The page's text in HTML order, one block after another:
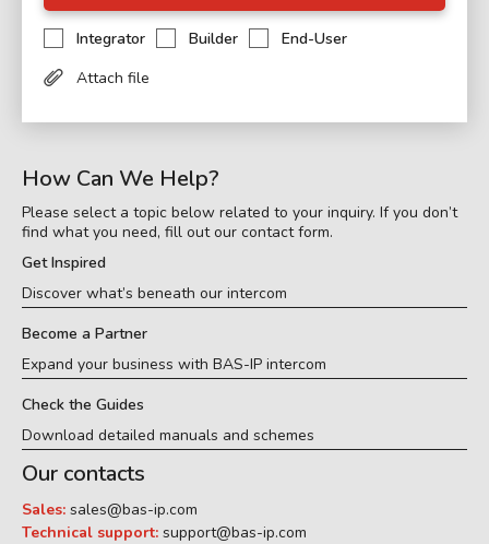
Integrator Builder
End-User
Attach file
How Can We Help?
Please select a topic below related to your inquiry. If you don’t
find what you need, fill out our contact form.
Get Inspired
Discover what’s beneath our intercom
Become a Partner
Expand your business with BAS-IP intercom
Check the Guides
Download detailed manuals and schemes
Our contacts
Sales: sales@bas-ip.com
Technical support: support@bas-ip.com